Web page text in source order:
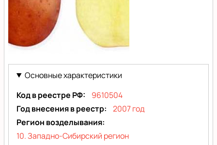
Основные характеристики
Код в реестре РФ
9610504
Год внесения в реестр
2007 год
Регион возделывания
10. Западно-Сибирский регион